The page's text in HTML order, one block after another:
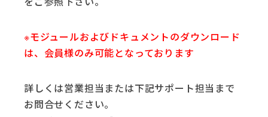
※モジュールおよびドキュメントのダウンロード
は、会員様のみ可能となっております
詳しくは営業担当または下記サポート担当まで
お問合せください。